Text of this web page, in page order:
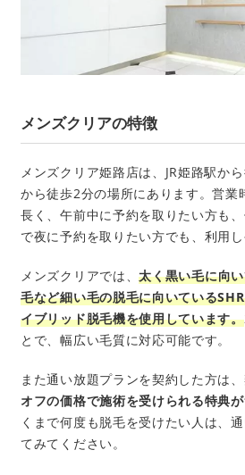
メンズクリアの特徴
メンズクリア姫路店は、JR姫路駅か
から徒歩2分の場所にあります。営業
長く、午前中に予約を取りたい方も
で夜に予約を取りたい方でも、利用し
メンズクリアでは、太く黒い毛に向
毛など細い毛の脱毛に向いている
イブリッド脱毛機を使用しています。
とで、幅広い毛質に対応可能です。
また通い放題プランを契約した方は
オフの価格で施術を受けられる特典が
くまで何度も脱毛を受けたい人は、
てみてください。